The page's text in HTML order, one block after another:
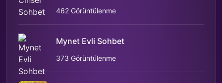
462 Görüntülenme
Mynet Evli Sohbet
373 Görüntülenme